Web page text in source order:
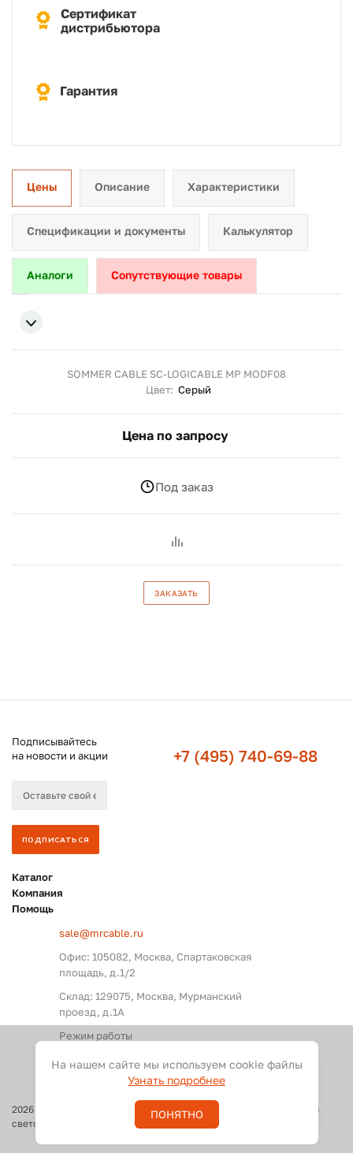
Сертификат
дистрибьютора
Гарантия
Цены Описание Характеристики
Спецификации и документы Калькулятор
Аналоги Сопутствующие товары
SOMMER CABLE SC-LOGICABLE MP MODF08
Цвет: Серый
Цена по запросу
Под заказ
ЗАКАЗАТЬ
Подписывайтесь
на новости и акции
+7 (495) 740-69-88
Каталог
Компания
Помощь
sale@mrcable.ru
Офис: 105082, Москва, Спартаковская
площадь, д.1/2
Склад: 129075, Москва, Мурманский
проезд, д.1А
Режим работы
2026
Оптовые поставки кабелей и разъемов для аудио, видео и
светового оборудования
На нашем сайте мы используем cookie файлы
Узнать подробнее
ПОНЯТНО